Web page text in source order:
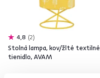
4,8 2
Stolná lampa, kov/žlté textilné
tienidlo, AVAM